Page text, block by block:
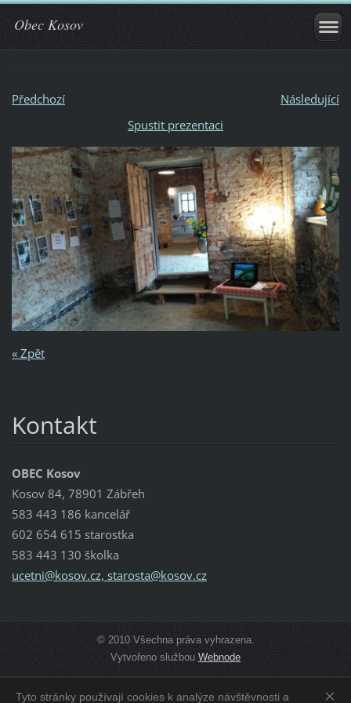
Obec Kosov
Předchozí
Následující
Spustit prezentaci
« Zpět
Tyto stránky používají cookies k analýze návštěvnosti a
Kontakt
OBEC Kosov
Kosov 84, 78901 Zábřeh
583 443 186 kancelář
602 654 615 starostka
583 443 130 školka
ucetni@kosov.cz, starosta@kosov.cz
© 2010 Všechna práva vyhrazena.
Vytvořeno službouWebnode
Zobrazit:Mobilní verzi|Standardní verzi